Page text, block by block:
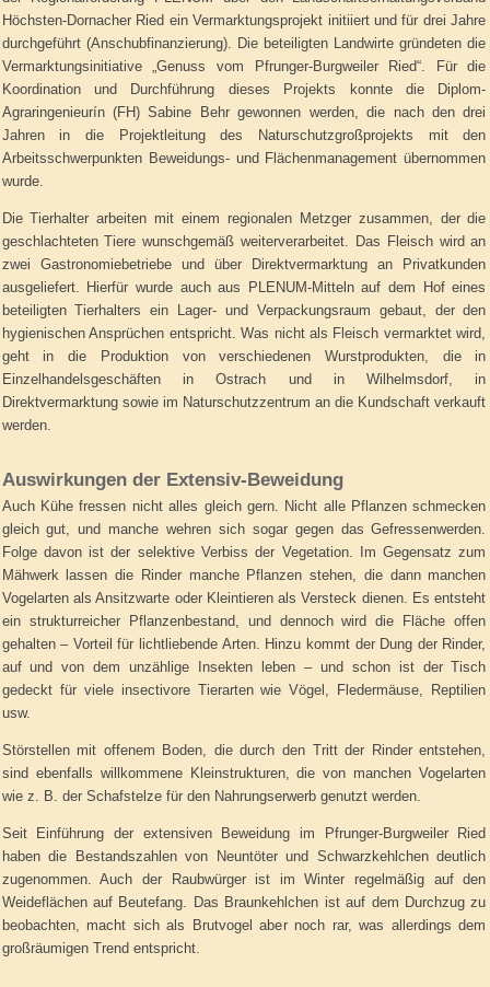
Höchsten-Dornacher Ried ein Vermarktungsprojekt initiiert und für drei Jahre
durchgeführt (Anschubfinanzierung). Die beteiligten Landwirte gründeten die
Vermarktungsinitiative „Genuss vom Pfrunger-Burgweiler Ried“. Für die
Koordination und Durchführung dieses Projekts konnte die Diplom-
Agraringenieurín (FH) Sabine Behr gewonnen werden, die nach den drei
Jahren in die Projektleitung des Naturschutzgroßprojekts mit den
Arbeitsschwerpunkten Beweidungs- und Flächenmanagement übernommen
wurde.
Die Tierhalter arbeiten mit einem regionalen Metzger zusammen, der die
geschlachteten Tiere wunschgemäß weiterverarbeitet. Das Fleisch wird an
zwei Gastronomiebetriebe und über Direktvermarktung an Privatkunden
ausgeliefert. Hierfür wurde auch aus PLENUM-Mitteln auf dem Hof eines
beteiligten Tierhalters ein Lager- und Verpackungsraum gebaut, der den
hygienischen Ansprüchen entspricht. Was nicht als Fleisch vermarktet wird,
geht in die Produktion von verschiedenen Wurstprodukten, die in
Einzelhandelsgeschäften in Ostrach und in Wilhelmsdorf, in
Direktvermarktung sowie im Naturschutzzentrum an die Kundschaft verkauft
werden.
Auswirkungen der Extensiv-Beweidung
Auch Kühe fressen nicht alles gleich gern. Nicht alle Pflanzen schmecken
gleich gut, und manche wehren sich sogar gegen das Gefressenwerden.
Folge davon ist der selektive Verbiss der Vegetation. Im Gegensatz zum
Mähwerk lassen die Rinder manche Pflanzen stehen, die dann manchen
Vogelarten als Ansitzwarte oder Kleintieren als Versteck dienen. Es entsteht
ein strukturreicher Pflanzenbestand, und dennoch wird die Fläche offen
gehalten – Vorteil für lichtliebende Arten. Hinzu kommt der Dung der Rinder,
auf und von dem unzählige Insekten leben – und schon ist der Tisch
gedeckt für viele insectivore Tierarten wie Vögel, Fledermäuse, Reptilien
usw.
Störstellen mit offenem Boden, die durch den Tritt der Rinder entstehen,
sind ebenfalls willkommene Kleinstrukturen, die von manchen Vogelarten
wie z. B. der Schafstelze für den Nahrungserwerb genutzt werden.
Seit Einführung der extensiven Beweidung im Pfrunger-Burgweiler Ried
haben die Bestandszahlen von Neuntöter und Schwarzkehlchen deutlich
zugenommen. Auch der Raubwürger ist im Winter regelmäßig auf den
Weideflächen auf Beutefang. Das Braunkehlchen ist auf dem Durchzug zu
beobachten, macht sich als Brutvogel aber noch rar, was allerdings dem
großräumigen Trend entspricht.